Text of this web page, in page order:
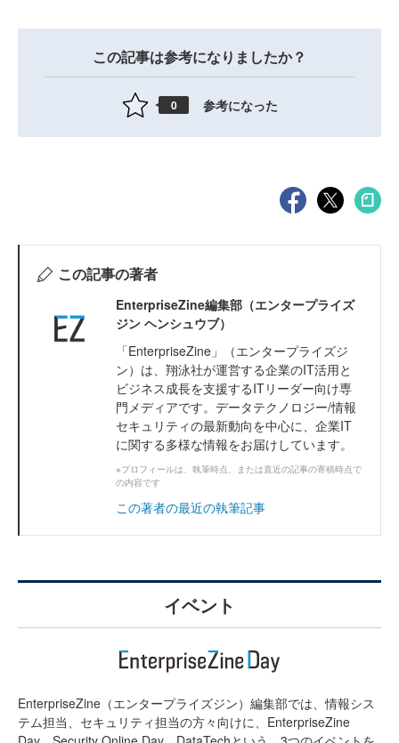
この記事は参考になりましたか？
0 参考になった
この記事の著者
EnterpriseZine編集部（エンタープライズ
ジン ヘンシュウブ）
「EnterpriseZine」（エンタープライズジ
ン）は、翔泳社が運営する企業のIT活用と
ビジネス成長を支援するITリーダー向け専
門メディアです。データテクノロジー/情報
セキュリティの最新動向を中心に、企業IT
に関する多様な情報をお届けしています。
※プロフィールは、執筆時点、または直近の記事の寄稿時点で
の内容です
この著者の最近の執筆記事
イベント
EnterpriseZine（エンタープライズジン）編集部では、情報シス
テム担当、セキュリティ担当の方々向けに、EnterpriseZine